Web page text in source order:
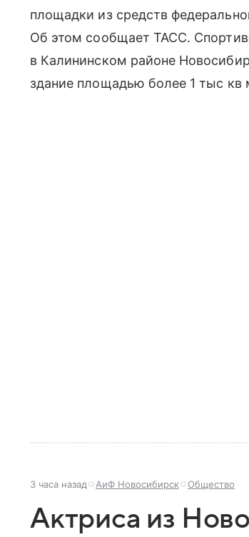
площадки из средств
Об этом сообщает ТАСС.
в Калининском районе
здание площадью более 1 тыс кв
3 часа назад АиФ Новосибирск Общество
Актриса из